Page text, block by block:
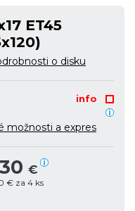
ET45
o disku
info
možnosti a expres
€
€ za 4 ks